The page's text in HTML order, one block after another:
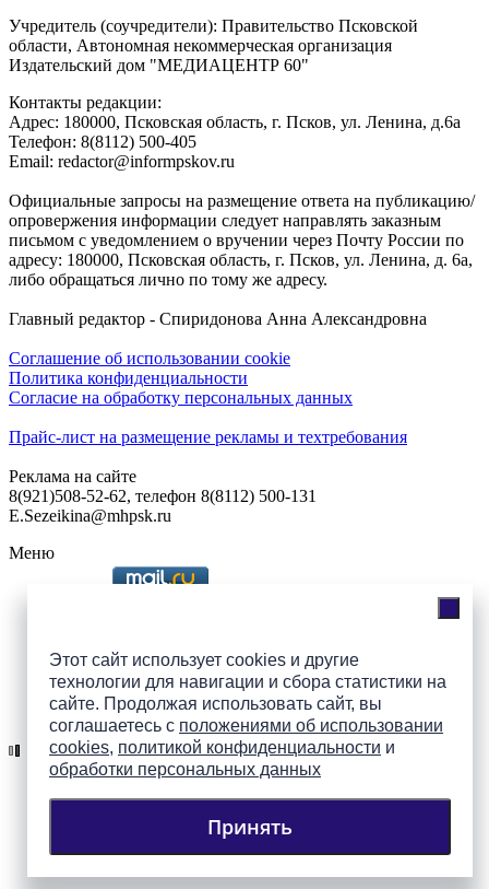
Этот сайт использует cookies и другие
технологии для навигации и сбора статистики на
сайте. Продолжая использовать сайт, вы
соглашаетесь с положениями об использовании
cookies, политикой конфиденциальности и
обработки персональных данных
Принять
Учредитель (соучредители): Правительство Псковской
области, Автономная некоммерческая организация
Издательский дом "МЕДИАЦЕНТР 60"
Контакты редакции:
Адреc: 180000, Псковская область, г. Псков, ул. Ленина, д.6а
Телефон: 8(8112) 500-405
Email: redactor@informpskov.ru
Официальные запросы на размещение ответа на публикацию/
опровержения информации следует направлять заказным
письмом с уведомлением о вручении через Почту России по
адресу: 180000, Псковская область, г. Псков, ул. Ленина, д. 6а,
либо обращаться лично по тому же адресу.
Главный редактор - Спиридонова Анна Александровна
Соглашение об использовании cookie
Политика конфиденциальности
Согласие на обработку персональных данных
Прайс-лист на размещение рекламы и техтребования
Реклама на сайте
8(921)508-52-62, телефон 8(8112) 500-131
E.Sezeikina@mhpsk.ru
Меню
Подпишись на группы
ПАИ в соцсетях!